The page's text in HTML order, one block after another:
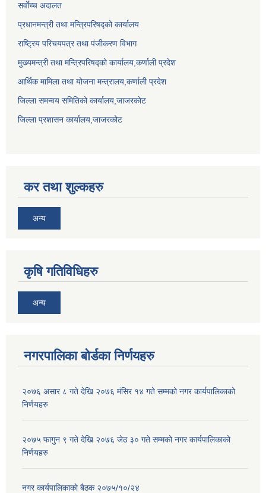
सर्वाेच्च अदालत
प्रधानमन्त्री तथा मन्त्रिपरिषद्को कार्यालय
राष्ट्रिय परिचयपत्र तथा पंजीकरण विभाग
मुख्यमन्त्री तथा मन्त्रिपरिषद्को कार्यालय,कर्णाली प्रदेश
आर्थिक मामिला तथा योजना मन्त्रालय,कर्णाली प्रदेश
जिल्ला समन्वय समितिको कार्यालय,जाजरकाेट
जिल्ला प्रशासन कार्यालय,जाजरकोट
कर तथा शुल्कहरु
अन्य
कृषि गतिविधिहरु
अन्य
नगरपालिका बोर्डका निर्णयहरु
२०७६ असार ८ गते देखि २०७६ मंसिर १४ गते सम्मको नगर कार्यपालिकाको
निर्णयहरु
२०७५ फागुन ९ गते देखि २०७६ जेठ ३० गते सम्मको नगर कार्यपालिकाको
निर्णयहरु
नगर कार्यपालिकाकाे बैठक २०७५/१०/२४